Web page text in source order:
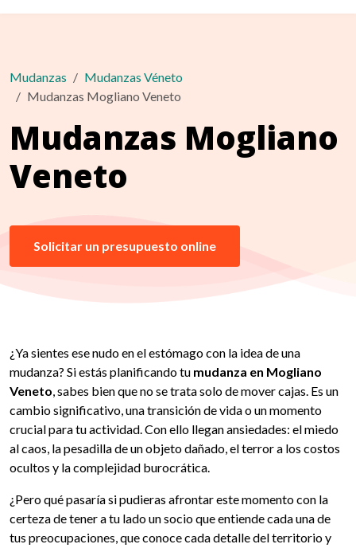
Mudanzas
Mudanzas Véneto
Mudanzas Mogliano Veneto
Mudanzas Mogliano
Veneto
Solicitar un presupuesto online
¿Ya sientes ese nudo en el estómago con la idea de una
mudanza? Si estás planificando tu mudanza en Mogliano
Veneto, sabes bien que no se trata solo de mover cajas. Es un
cambio significativo, una transición de vida o un momento
crucial para tu actividad. Con ello llegan ansiedades: el miedo
al caos, la pesadilla de un objeto dañado, el terror a los costos
ocultos y la complejidad burocrática.
¿Pero qué pasaría si pudieras afrontar este momento con la
certeza de tener a tu lado un socio que entiende cada una de
tus preocupaciones, que conoce cada detalle del territorio y